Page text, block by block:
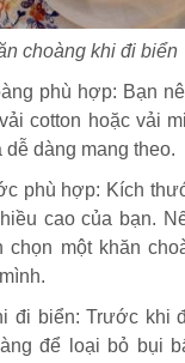
choàng khi đi biển
phù hợp: Bạn
cotton hoặc vải
dễ dàng mang theo.
phù hợp: Kích
cao của bạn.
chọn một khăn
đi biển: Trước khi
để loại bỏ bụi